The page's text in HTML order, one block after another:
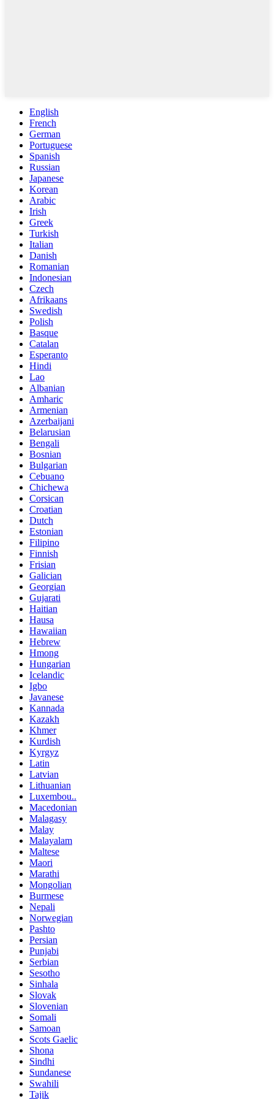
English
French
German
Portuguese
Spanish
Russian
Japanese
Korean
Arabic
Irish
Greek
Turkish
Italian
Danish
Romanian
Indonesian
Czech
Afrikaans
Swedish
Polish
Basque
Catalan
Esperanto
Hindi
Lao
Albanian
Amharic
Armenian
Azerbaijani
Belarusian
Bengali
Bosnian
Bulgarian
Cebuano
Chichewa
Corsican
Croatian
Dutch
Estonian
Filipino
Finnish
Frisian
Galician
Georgian
Gujarati
Haitian
Hausa
Hawaiian
Hebrew
Hmong
Hungarian
Icelandic
Igbo
Javanese
Kannada
Kazakh
Khmer
Kurdish
Kyrgyz
Latin
Latvian
Lithuanian
Luxembou..
Macedonian
Malagasy
Malay
Malayalam
Maltese
Maori
Marathi
Mongolian
Burmese
Nepali
Norwegian
Pashto
Persian
Punjabi
Serbian
Sesotho
Sinhala
Slovak
Slovenian
Somali
Samoan
Scots Gaelic
Shona
Sindhi
Sundanese
Swahili
Tajik